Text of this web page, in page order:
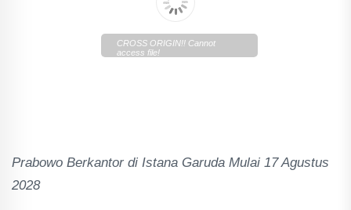
CROSS ORIGIN!! Cannot
access file!
Prabowo Berkantor di Istana Garuda Mulai 17 Agustus
2028